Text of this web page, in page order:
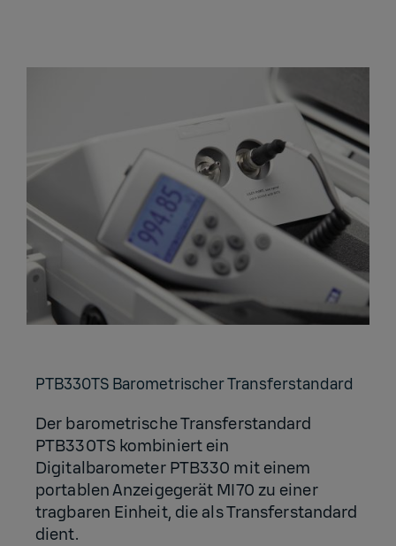
PT­B330TS Ba­ro­me­tri­scher Trans­fer­stan­dard
Der barometrische Transferstandard
PTB330TS kombiniert ein
Digitalbarometer PTB330 mit einem
portablen Anzeigegerät MI70 zu einer
tragbaren Einheit, die als Transferstandard
dient.